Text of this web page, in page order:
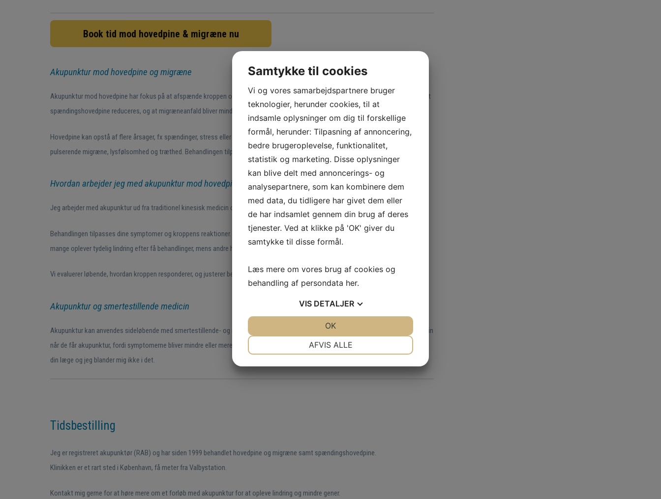
Book tid mod hovedpine & migræne nu
Akupunktur mod hovedpine og migræne
Akupunktur mod hovedpine har fokus på at afspænde kroppen og regulere ubalancer, som kan være årsag til smerter. Mange oplever, at
spændingshovedpine reduceres, og at migræneanfald bliver mindre hyppige og mindre intense.
Hovedpine kan opstå af flere årsager, fx spændinger, stress eller ubalance i kroppen. Symptomer kan være trykkende smerter,
pulserende migræne, lysfølsomhed og træthed. Behandlingen tilpasses altid individuelt.
Hvordan arbejder jeg med akupunktur mod hovedpine og migræne?
Jeg arbejder med akupunktur ud fra traditionel kinesisk medicin og kroppens energilinjer.
Behandlingen tilpasses dine symptomer og kroppens reaktioner. Jeg har behandlet hovedpine og migræne gennem mere end 25 år, og
mange oplever tydelig lindring efter få behandlinger, mens andre har gavn af et mere gradvist forløb.
Vi evaluerer løbende, hvordan kroppen responderer, og justerer behandlingen undervejs.
Akupunktur og smertestillende medicin
Akupunktur kan anvendes sideløbende med smertestillende- og migrænemedicin. Nogle bliver medicinfri og andre bruger mindre medicin
når de får akupunktur, fordi symptomerne bliver mindre eller mere overskuelige. Alle ændringer i din medicin sker altid i samarbejde med
din læge og jeg blander mig ikke i det.
Tidsbestilling
Jeg er registreret akupunktør (RAB) og har siden 1999 behandlet hovedpine og migræne samt spændingshovedpine.
Klinikken er et rart sted i København, få meter fra Valbystation.
Kontakt mig gerne for at høre mere om et forløb med akupunktur for at opleve lindring og mindre gener.
Samtykke til cookies
Vi og vores samarbejdspartnere bruger
teknologier, herunder cookies, til at
indsamle oplysninger om dig til forskellige
formål, herunder: Tilpasning af annoncering,
bedre brugeroplevelse, funktionalitet,
statistik og marketing. Disse oplysninger
kan blive delt med annoncerings- og
analysepartnere, som kan kombinere dem
med data, du tidligere har givet dem eller
de har indsamlet gennem din brug af deres
tjenester. Ved at klikke på 'OK' giver du
samtykke til disse formål.
Læs mere om vores brug af cookies og
behandling af persondata her.
VIS DETALJER
AFVIS ALLE
OK